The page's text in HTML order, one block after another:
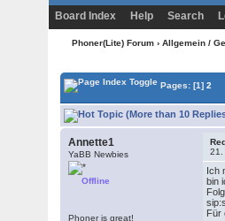
Board Index Help Search
Phoner(Lite) Forum › Allgemein /
Pages:[1] 2
Annette1
YaBB Newbies
Offline
Phoner is great!
21.
Ich
bin
Für